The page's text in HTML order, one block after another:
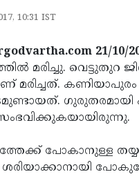
10:31 IST
21/10/
മരിച്ചു. വെട്ടുതുറ
കണിയാപുരം
ഗുരുതരമായി
പോകാനുള്ള
ശരിയാക്കാനായി